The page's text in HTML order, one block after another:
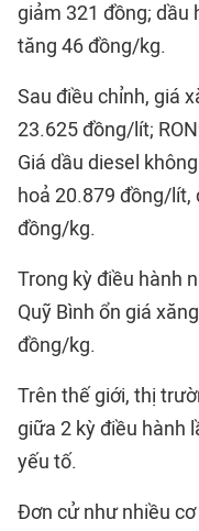
giảm 321 đồng; dầu
tăng 46 đồng/kg.
Sau điều chỉnh, giá
23.625 đồng/lít;
Giá dầu diesel
hoả 20.879 đồng/
đồng/kg.
Trong kỳ điều hành
Quỹ Bình ổn giá
đồng/kg.
Trên thế giới, thị
giữa 2 kỳ điều hành
yếu tố.
Đơn cử như nhiều